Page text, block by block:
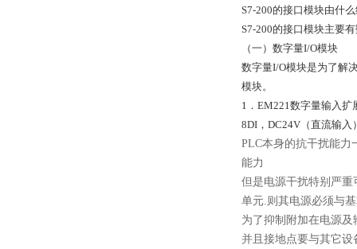
S7-200的接口模块由什
S7-200的接口模块主要
（一）数字量I/O模块
数字量I/O模块是为了解
模块。
1．EM221数字量输入扩
8DI，DC24V（直流输入
PLC本身的抗干扰能力
能力
但是电源干扰特别严
单元.则其电源必须与
为了抑制附加在电源
并且接地点要与其它